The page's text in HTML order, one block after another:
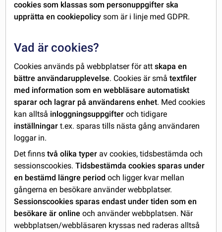
cookies som klassas som personuppgifter ska
upprätta en cookiepolicysom är i linje med GDPR.
Vad är cookies?
Cookies används på webbplatser för attskapa en
bättre användarupplevelse. Cookies är småtextfiler
med information som en webbläsare automatiskt
sparar och lagrar på användarens enhet. Med cookies
kan alltså inloggningsuppgifter och tidigare
inställningar t.ex. sparas tills nästa gång användaren
loggar in.
Det finns två olika typer av cookies, tidsbestämda och
sessionscookies.Tidsbestämda cookies sparas under
en bestämd längre periodoch ligger kvar mellan
gångerna en besökare använder webbplatser.
Sessionscookies sparas endast under tiden som en
besökare är onlineoch använder webbplatsen. När
webbplatsen/webbläsaren kryssas ned raderas alltså